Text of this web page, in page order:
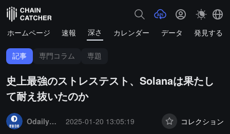
ホームページ 速報 深さ カレンダー データ 発見する
記事 専門コラム 専題
史上最強のストレステスト、Solanaは果たし
て耐え抜いたのか
OdailyNews
2025-01-20 13:05:19 コレクション